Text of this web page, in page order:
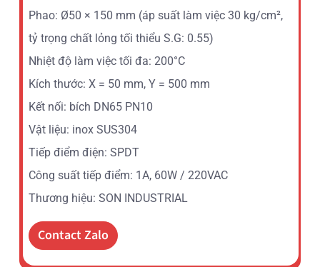
Phao: Ø50 × 150 mm (áp suất làm việc 30 kg/cm²,
tỷ trọng chất lỏng tối thiểu S.G: 0.55)
Nhiệt độ làm việc tối đa: 200°C
Kích thước: X = 50 mm, Y = 500 mm
Kết nối: bích DN65 PN10
Vật liệu: inox SUS304
Tiếp điểm điện: SPDT
Công suất tiếp điểm: 1A, 60W / 220VAC
Thương hiệu: SON INDUSTRIAL
Contact Zalo